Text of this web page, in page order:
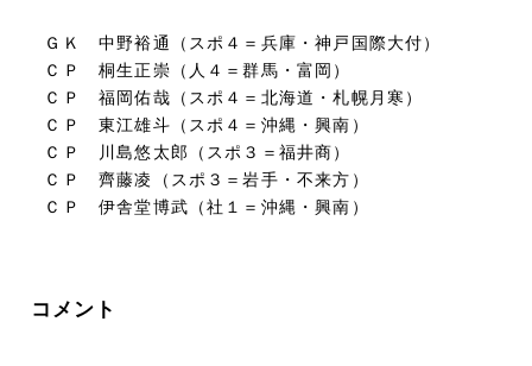
ＧＫ 中野裕通（スポ４＝兵庫・神戸国際大付）
ＣＰ 桐生正崇（人４＝群馬・富岡）
ＣＰ 福岡佑哉（スポ４＝北海道・札幌月寒）
ＣＰ 東江雄斗（スポ４＝沖縄・興南）
ＣＰ 川島悠太郎（スポ３＝福井商）
ＣＰ 齊藤凌（スポ３＝岩手・不来方）
ＣＰ 伊舎堂博武（社１＝沖縄・興南）
コメント